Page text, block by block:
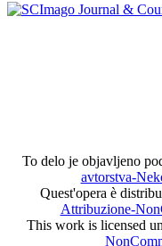
To delo je objavljeno
avtorstva-
Quest'opera è
Attribuzione-
This work is licensed